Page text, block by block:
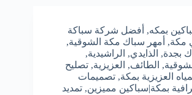
بمكه, أفضل شركة سباكة
مكة, أمهر سباك مكة الشوقية,
بجدة, الذايدي, الراشيدية,
, الطائف, العزيزية, تصليح
العزيزية بمكة, تصميمات
بمكة|سباكين مميزين, تمديد